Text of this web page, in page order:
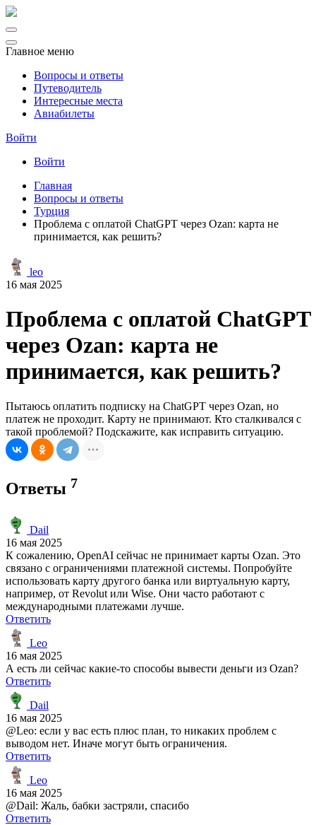
Главное меню
Вопросы и ответы
Путеводитель
Интересные места
Авиабилеты
Войти
Войти
Главная
Вопросы и ответы
Турция
Проблема с оплатой ChatGPT через Ozan: карта не
принимается, как решить?
leo
16 мая 2025
Проблема с оплатой ChatGPT
через Ozan: карта не
принимается, как решить?
Пытаюсь оплатить подписку на ChatGPT через Ozan, но
платеж не проходит. Карту не принимают. Кто сталкивался с
такой проблемой? Подскажите, как исправить ситуацию.
Ответы 7
Dail
16 мая 2025
К сожалению, OpenAI сейчас не принимает карты Ozan. Это
связано с ограничениями платежной системы. Попробуйте
использовать карту другого банка или виртуальную карту,
например, от Revolut или Wise. Они часто работают с
международными платежами лучше.
Ответить
Leo
16 мая 2025
А есть ли сейчас какие-то способы вывести деньги из Ozan?
Ответить
Dail
16 мая 2025
@Leo: если у вас есть плюс план, то никаких проблем с
выводом нет. Иначе могут быть ограничения.
Ответить
Leo
16 мая 2025
@Dail: Жаль, бабки застряли, спасибо
Ответить